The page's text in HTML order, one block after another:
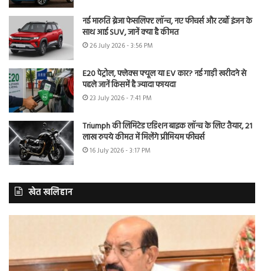
नई मारुति ब्रेजा फेसलिफ्ट लॉन्च, नए फीचर्स और टर्बो इंजन के
साथ आई SUV, जानें क्या है कीमत
26 July 2026 - 3:56 PM
E20 पेट्रोल, फ्लेक्स फ्यूल या EV कार? नई गाड़ी खरीदने से
पहले जानें किसमें है ज्यादा फायदा
23 July 2026 - 7:41 PM
Triumph की लिमिटेड एडिशन बाइक लॉन्च के लिए तैयार, 21
लाख रुपये कीमत में मिलेंगे प्रीमियम फीचर्स
16 July 2026 - 3:17 PM
खेत खलिहान